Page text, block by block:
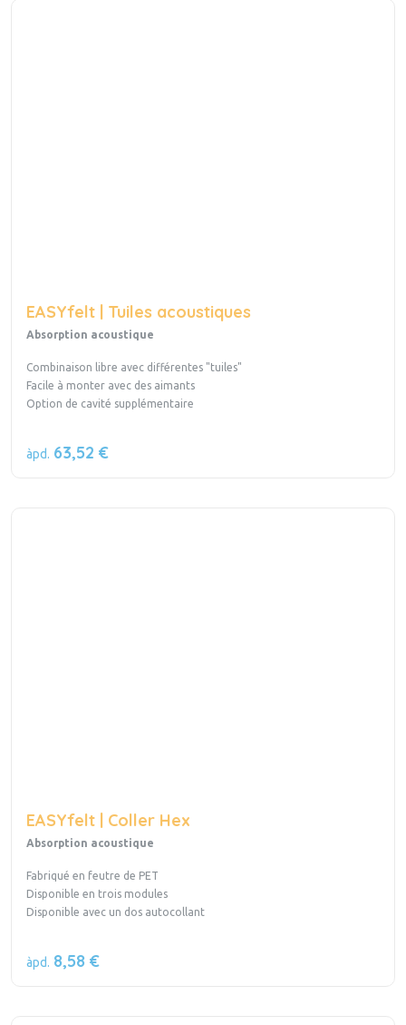
EASYfelt | Tuiles acoustiques
Absorption acoustique
Combinaison libre avec différentes "tuiles"
Facile à monter avec des aimants
Option de cavité supplémentaire
àpd. 63,52 €
EASYfelt | Coller Hex
Absorption acoustique
Fabriqué en feutre de PET
Disponible en trois modules
Disponible avec un dos autocollant
àpd. 8,58 €